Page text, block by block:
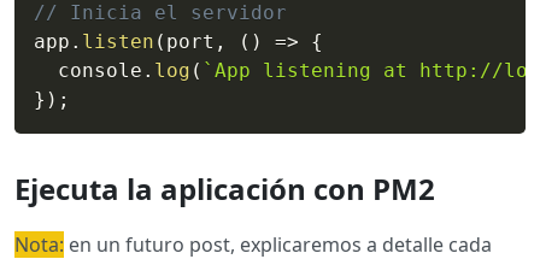
// Inicia el servidor
app . listen ( port , ( ) =>
{
  console
. log ( ` App listening at http://
} ) ;
Ejecuta la aplicación con PM2
Nota: en un futuro post, explicaremos a detalle cada